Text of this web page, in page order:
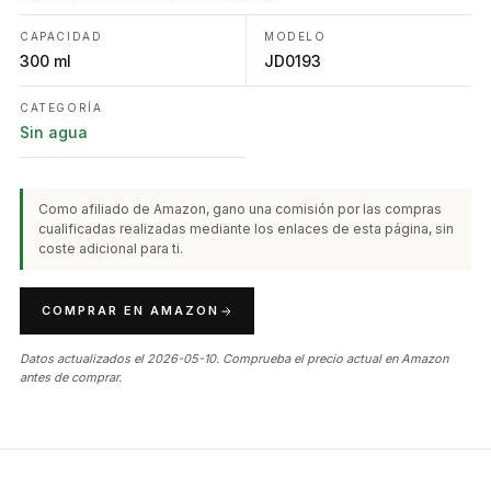
CAPACIDAD
300 ml
MODELO
JD0193
CATEGORÍA
Sin agua
Como afiliado de Amazon, gano una comisión por las compras
cualificadas realizadas mediante los enlaces de esta página, sin
coste adicional para ti.
COMPRAR EN AMAZON
Datos actualizados el 2026-05-10. Comprueba el precio actual en Amazon
antes de comprar.